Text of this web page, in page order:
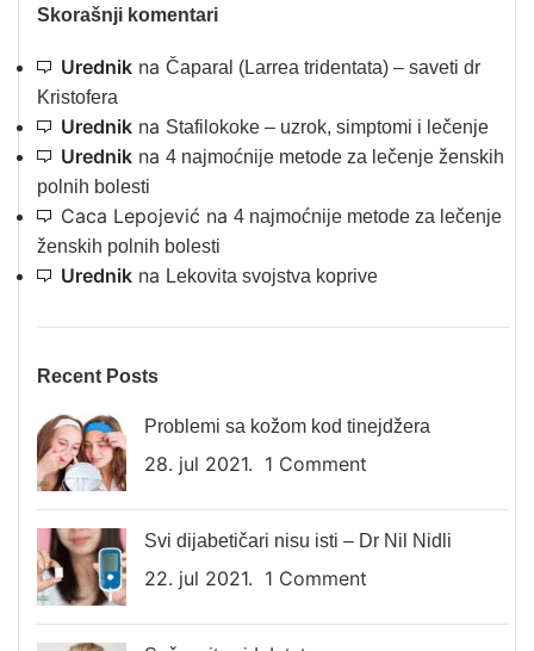
Skorašnji komentari
Urednik na Čaparal (Larrea tridentata) – saveti dr
Kristofera
Urednik na Stafilokoke – uzrok, simptomi i lečenje
Urednik na 4 najmoćnije metode za lečenje ženskih
polnih bolesti
Caca Lepojević na 4 najmoćnije metode za lečenje
ženskih polnih bolesti
Urednik na Lekovita svojstva koprive
Recent Posts
Problemi sa kožom kod tinejdžera
28. jul 2021. 1 Comment
Svi dijabetičari nisu isti – Dr Nil Nidli
22. jul 2021. 1 Comment